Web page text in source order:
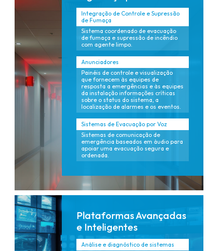
Integração de Controle e Supressão
de Fumaça
Sistema coordenado de evacuação
de fumaça e supressão de incêndio
com agente limpo.
Anunciadores
Painéis de controle e visualização
que fornecem às equipes de
resposta a emergências e às equipes
da instalação informações críticas
sobre o status do sistema, a
localização de alarmes e os eventos.
Sistemas de Evacuação por Voz
Sistemas de comunicação de
emergência baseados em áudio para
apoiar uma evacuação segura e
ordenada.
Plataformas Avançadas
e Inteligentes
Análise e diagnóstico de sistemas